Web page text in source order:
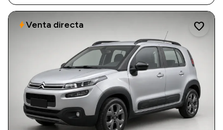
favorite
boltVenta directa